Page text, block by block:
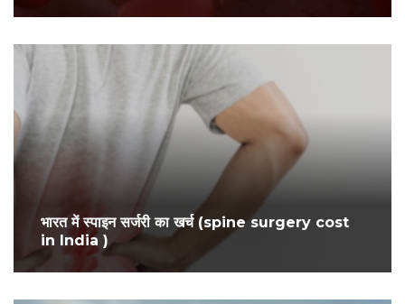
भारत में स्पाइन सर्जरी का खर्च (spine surgery cost
in India )